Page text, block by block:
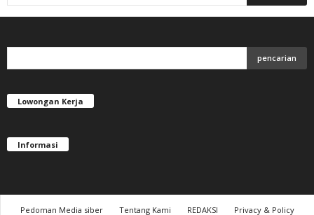
Lowongan Kerja
Informasi
Pedoman Media siber Tentang Kami REDAKSI Privacy & Policy